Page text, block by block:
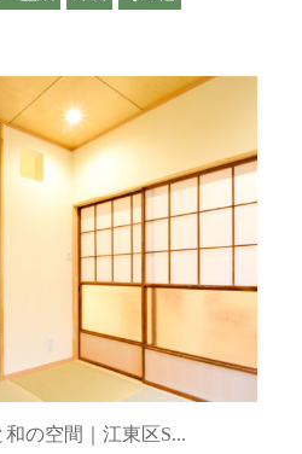
の空間｜江東区S...